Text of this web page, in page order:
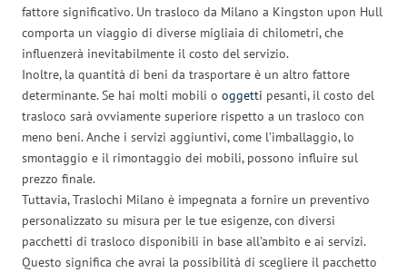
fattore significativo. Un trasloco da Milano a Kingston upon Hull
comporta un viaggio di diverse migliaia di chilometri, che
influenzerà inevitabilmente il costo del servizio.
Inoltre, la quantità di beni da trasportare è un altro fattore
determinante. Se hai molti mobili o oggetti pesanti, il costo del
trasloco sarà ovviamente superiore rispetto a un trasloco con
meno beni. Anche i servizi aggiuntivi, come l’imballaggio, lo
smontaggio e il rimontaggio dei mobili, possono influire sul
prezzo finale.
Tuttavia, Traslochi Milano è impegnata a fornire un preventivo
personalizzato su misura per le tue esigenze, con diversi
pacchetti di trasloco disponibili in base all’ambito e ai servizi.
Questo significa che avrai la possibilità di scegliere il pacchetto